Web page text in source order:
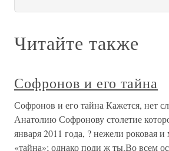
Читайте также
Софронов и его тайна
Софронов и его тайна Кажется, нет
Анатолию Софронову столетие
января 2011 года, ? нежели роковая
«тайна»; однако поди ж ты.Во всем